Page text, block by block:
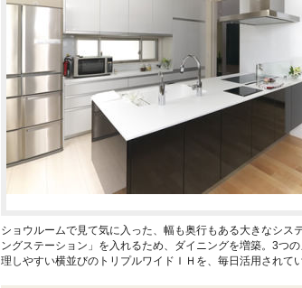
ショウルームで見て気に入った、幅も奥行もある大きなシス
ングステーション」を入れるため、ダイニングを増築。3つ
理しやすい横並びのトリプルワイドＩＨを、毎日活用されてい